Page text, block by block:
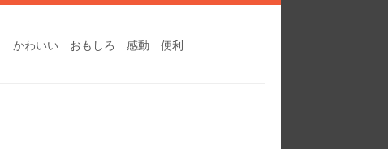
かわいい おもしろ 感動 便利